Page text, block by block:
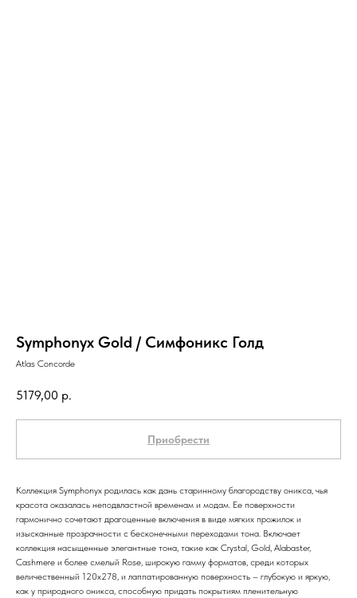
Symphonyx Gold / Симфоникс Голд
Atlas Concorde
5179,00 р.
Приобрести
Коллекция Symphonyx родилась как дань старинному благородству оникса, чья
красота оказалась неподвластной временам и модам. Ее поверхности
гармонично сочетают драгоценные включения в виде мягких прожилок и
изысканные прозрачности с бесконечными переходами тона. Включает
коллекция насыщенные элегантные тона, такие как Crystal, Gold, Alabaster,
Cashmere и более смелый Rose, широкую гамму форматов, среди которых
величественный 120x278, и лаппатированную поверхность – глубокую и яркую,
как у природного оникса, способную придать покрытиям пленительную